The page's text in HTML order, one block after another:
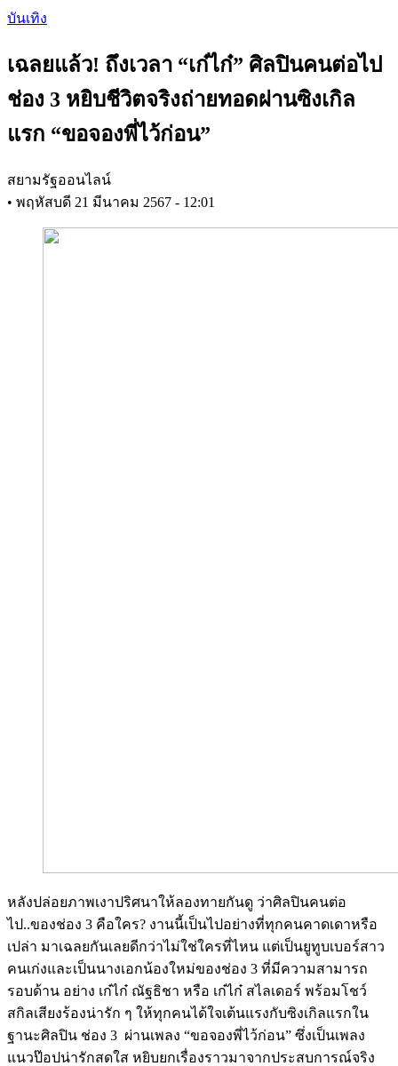
Skip
content
บันเทิง
เฉลยแล้ว! ถึงเวลา “เก๋ไก๋” ศิลปินคนต่อไป
ช่อง 3 หยิบชีวิตจริงถ่ายทอดผ่านซิงเกิล
แรก “ขอจองพี่ไว้ก่อน”
สยามรัฐออนไลน์
• พฤหัสบดี 21 มีนาคม 2567 - 12:01
หลังปล่อยภาพเงาปริศนาให้ลองทายกันดู ว่าศิลปินคนต่อ
ไป..ของช่อง 3 คือใคร? งานนี้เป็นไปอย่างที่ทุกคนคาดเดาหรือ
เปล่า มาเฉลยกันเลยดีกว่าไม่ใช่ใครที่ไหน แต่เป็นยูทูบเบอร์สาว
คนเก่งและเป็นนางเอกน้องใหม่ของช่อง 3 ที่มีความสามารถ
รอบด้าน อย่าง เก๋ไก๋ ณัฐธิชา หรือ เก๋ไก๋ สไลเดอร์ พร้อมโชว์
สกิลเสียงร้องน่ารัก ๆ ให้ทุกคนได้ใจเต้นแรงกับซิงเกิลแรกใน
ฐานะศิลปิน ช่อง 3 ผ่านเพลง “ขอจองพี่ไว้ก่อน” ซึ่งเป็นเพลง
แนวป๊อปน่ารักสดใส หยิบยกเรื่องราวมาจากประสบการณ์จริง